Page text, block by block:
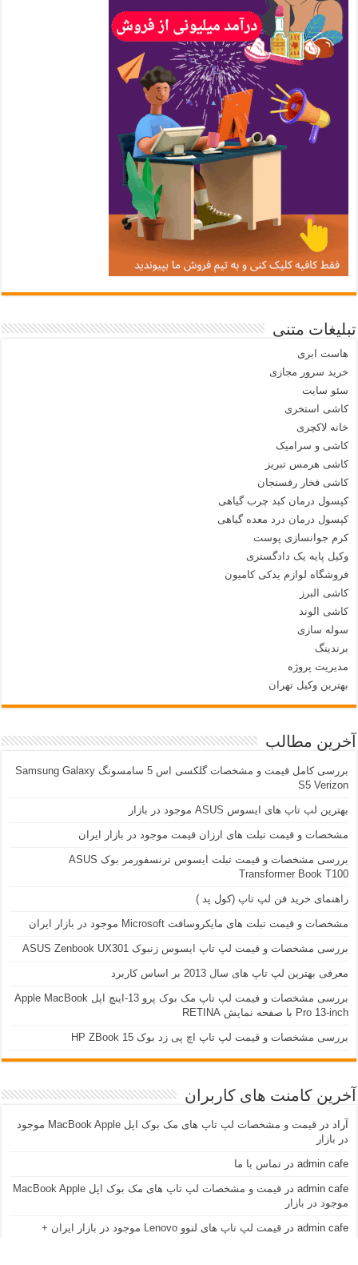
تبلیغات متنی
هاست ابری
خرید سرور مجازی
سئو سایت
کاشی استخری
خانه لاکچری
کاشی و سرامیک
کاشی هرمس تبریز
کاشی فخار رفسنجان
کپسول درمان کبد چرب گیاهی
کپسول درمان درد معده گیاهی
کرم جوانسازی پوست
وکیل پایه یک دادگستری
فروشگاه لوازم یدکی کامیون
کاشی البرز
کاشی الوند
سوله سازی
برندینگ
مدیریت پروژه
بهترین وکیل تهران
آخرین مطالب
بررسی کامل قیمت و مشخصات گلکسی اس 5 سامسونگ Samsung Galaxy
S5 Verizon
بهترین لپ تاپ های ایسوس ASUS موجود در بازار
مشخصات و قیمت تبلت های ارزان قیمت موجود در بازار ایران
بررسی مشخصات و قیمت تبلت ایسوس ترنسفورمر بوک ASUS
Transformer Book T100
راهنمای خرید فن لپ تاپ (کول پد )
مشخصات و قیمت تبلت های مایکروسافت Microsoft موجود در بازار ایران
بررسی مشخصات و قیمت لپ تاپ ایسوس زنبوک ASUS Zenbook UX301
معرفی بهترین لپ تاپ های سال 2013 بر اساس کاربرد
بررسی مشخصات و فیمت لپ تاپ مک بوک پرو 13-اینچ اپل Apple MacBook
Pro 13-inch با صفحه نمایش RETINA
بررسی مشخصات و قیمت لپ تاپ اچ پی زد بوک 15 HP ZBook
آخرین کامنت های کاربران
آراد در
قیمت و مشخصات لپ تاپ های مک بوک اپل MacBook Apple موجود
در بازار
admin cafe درتماس با ما
admin cafe در
قیمت و مشخصات لپ تاپ های مک بوک اپل MacBook Apple
موجود در بازار
admin cafe در
قیمت لپ تاپ های لنوو Lenovo موجود در بازار ایران +